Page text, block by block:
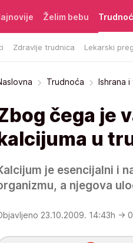
Želim bebu
Zdravlje trudnica Lekarski
Trudnoća Ishrana
čega je
u
je esencijalni i
a njegova
23.10.2009. 14:43h →